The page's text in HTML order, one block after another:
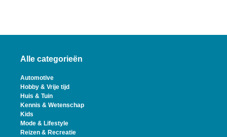
Alle categorieën
Automotive
Hobby & Vrije tijd
Huis & Tuin
Kennis & Wetenschap
Kids
Mode & Lifestyle
Reizen & Recreatie